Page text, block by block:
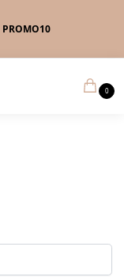
PROMO10
0